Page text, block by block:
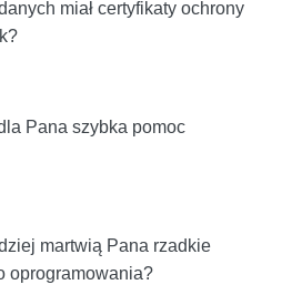
miał certyfikaty ochrony
Pana szybka pomoc
martwią Pana rzadkie
oprogramowania?